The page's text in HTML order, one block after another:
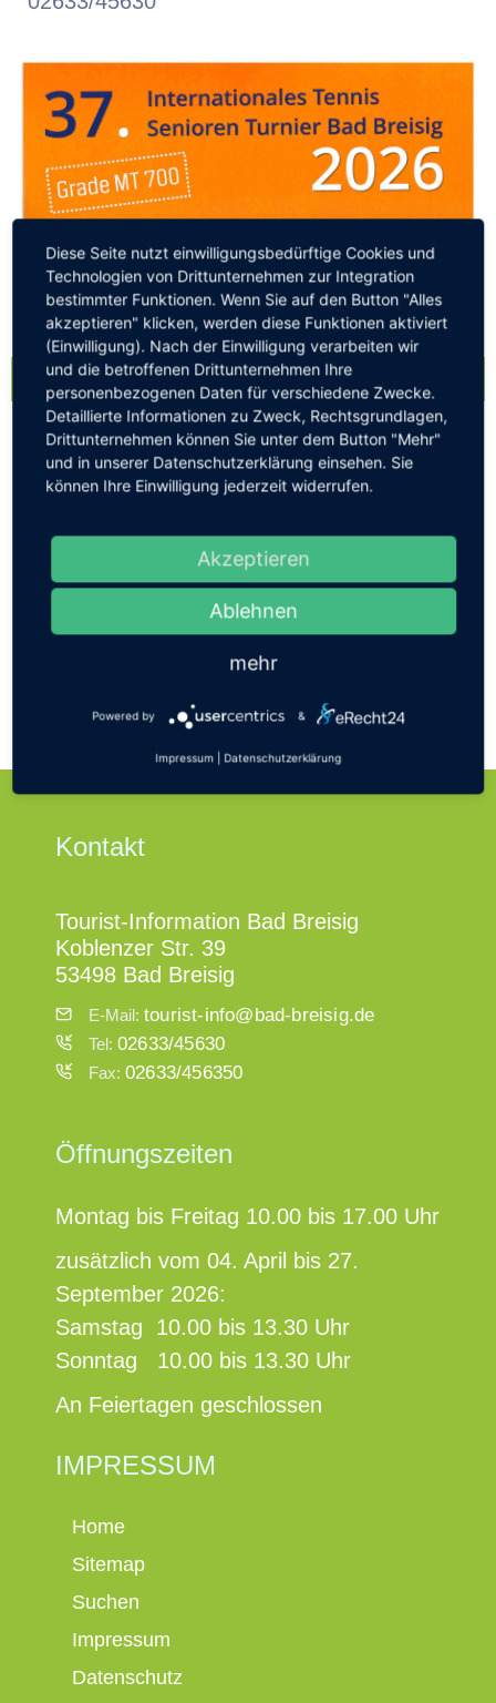
Kontakt
Tourist-Information Bad Breisig
Koblenzer Str. 39
53498 Bad Breisig
E-Mail: tourist-info@bad-breisig.de
Tel: 02633/45630
Fax: 02633/456350
Öffnungszeiten
Montag bis Freitag 10.00 bis 17.00 Uhr
zusätzlich vom 04. April bis 27.
September 2026:
Samstag 10.00 bis 13.30 Uhr
Sonntag 10.00 bis 13.30 Uhr
An Feiertagen geschlossen
IMPRESSUM
Home
Sitemap
Suchen
Impressum
Datenschutz
Diese Seite nutzt einwilligungsbedürftige Cookies und
Technologien von Drittunternehmen zur Integration
bestimmter Funktionen. Wenn Sie auf den Button "Alles
akzeptieren" klicken, werden diese Funktionen aktiviert
(Einwilligung). Nach der Einwilligung verarbeiten wir
und die betroffenen Drittunternehmen Ihre
personenbezogenen Daten für verschiedene Zwecke.
Detaillierte Informationen zu Zweck, Rechtsgrundlagen,
Drittunternehmen können Sie unter dem Button "Mehr"
und in unserer Datenschutzerklärung einsehen. Sie
können Ihre Einwilligung jederzeit widerrufen.
Akzeptieren
Ablehnen
mehr
Powered by &
Impressum Datenschutzerklärung